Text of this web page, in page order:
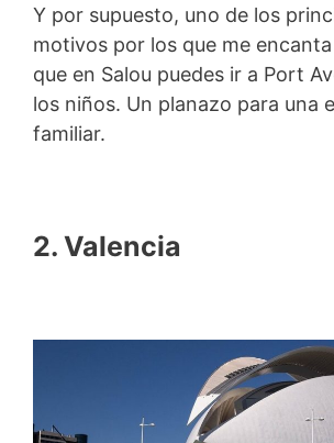
Y por supuesto, uno de los
motivos por los que me
que en Salou puedes ir a Port
los niños. Un planazo para una
familiar.
2. Valencia